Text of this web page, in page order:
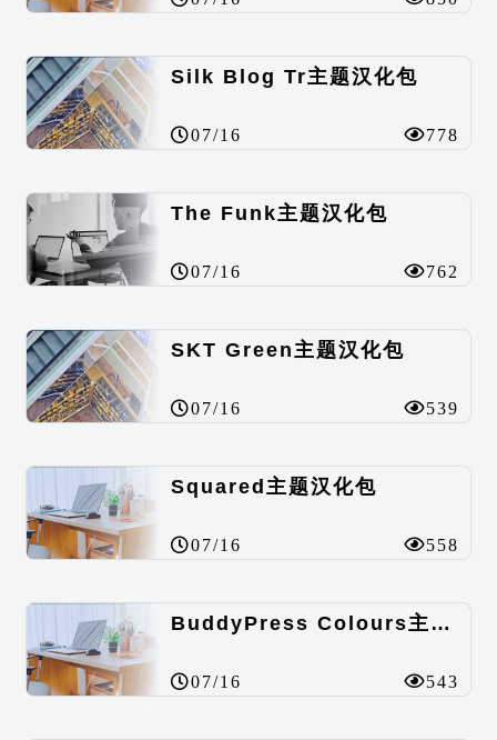
Silk Blog Tr主题汉化包
07/16 778
The Funk主题汉化包
07/16 762
SKT Green主题汉化包
07/16 539
Squared主题汉化包
07/16 558
BuddyPress Colours主题汉化包
07/16 543